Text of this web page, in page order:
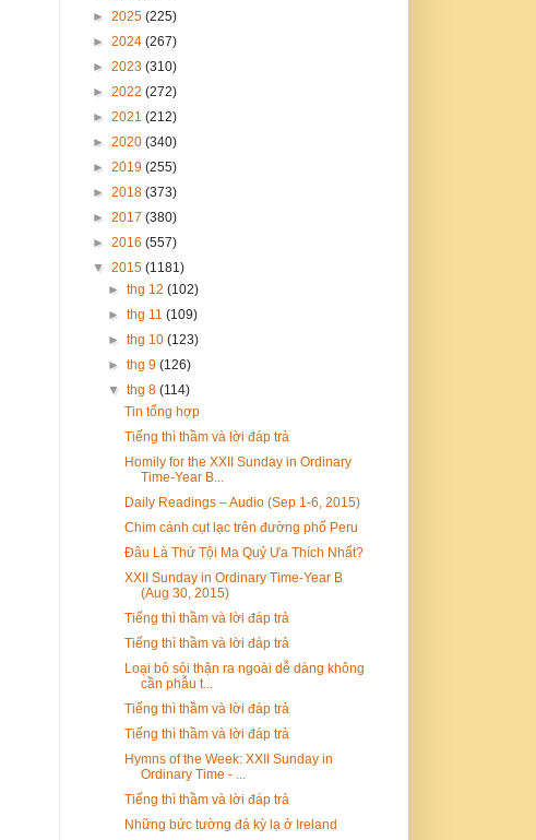
► 2025 (225)
► 2024 (267)
► 2023 (310)
► 2022 (272)
► 2021 (212)
► 2020 (340)
► 2019 (255)
► 2018 (373)
► 2017 (380)
► 2016 (557)
▼ 2015 (1181)
►thg 12(102)
►thg 11(109)
►thg 10(123)
►thg 9(126)
▼thg 8(114)
Tin tổng hợp
Tiếng thì thầm và lời đáp trả
Homily for the XXII Sunday in Ordinary
Time-Year B...
Daily Readings – Audio (Sep 1-6, 2015)
Chim cánh cụt lạc trên đường phố Peru
Đâu Là Thứ Tội Ma Quỷ Ưa Thích Nhất?
XXII Sunday in Ordinary Time-Year B
(Aug 30, 2015)
Tiếng thì thầm và lời đáp trả
Tiếng thì thầm và lời đáp trả
Loại bỏ sỏi thận ra ngoài dễ dàng không
cần phẫu t...
Tiếng thì thầm và lời đáp trả
Tiếng thì thầm và lời đáp trả
Hymns of the Week: XXII Sunday in
Ordinary Time - ...
Tiếng thì thầm và lời đáp trả
Những bức tường đá kỳ lạ ở Ireland